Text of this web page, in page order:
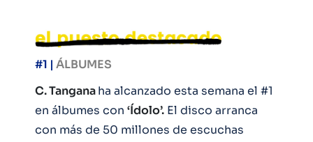
#1 | ÁLBUMES
C. Tanganaha alcanzado esta semana el #1
en álbumes con ‘Ídolo’. El disco arranca
con más de 50 millones de escuchas